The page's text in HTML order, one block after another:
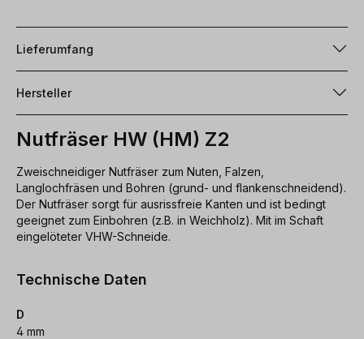
Lieferumfang
Hersteller
Nutfräser HW (HM) Z2
Zweischneidiger Nutfräser zum Nuten, Falzen,
Langlochfräsen und Bohren (grund- und flankenschneidend).
Der Nutfräser sorgt für ausrissfreie Kanten und ist bedingt
geeignet zum Einbohren (z.B. in Weichholz). Mit im Schaft
eingelöteter VHW-Schneide.
Technische Daten
D
4 mm